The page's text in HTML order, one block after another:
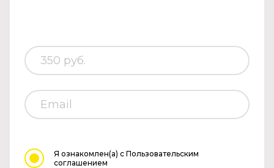
Я ознакомлен(а) с Пользовательским
соглашением